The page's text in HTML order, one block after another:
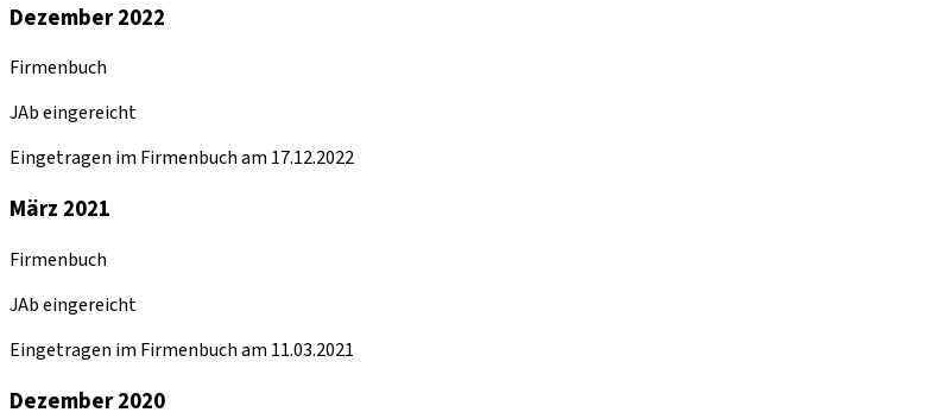
Dezember 2022
Firmenbuch
JAb eingereicht
Eingetragen im Firmenbuch am 17.12.2022
März 2021
Firmenbuch
JAb eingereicht
Eingetragen im Firmenbuch am 11.03.2021
Dezember 2020